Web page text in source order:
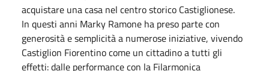
acquistare una casa nel centro storico Castiglionese.
In questi anni Marky Ramone ha preso parte con
generosità e semplicità a numerose iniziative, vivendo
Castiglion Fiorentino come un cittadino a tutti gli
effetti: dalle performance con la Filarmonica